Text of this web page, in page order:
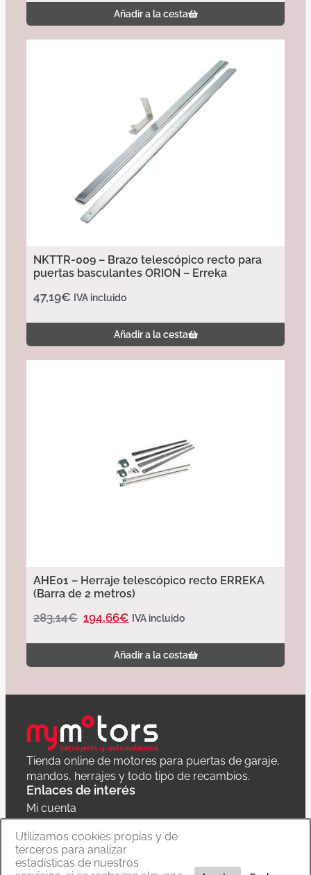
Añadir a la cesta
NKTTR-009 – Brazo telescópico recto para
puertas basculantes ORION – Erreka
47,19€ IVA incluido
Añadir a la cesta
AHE01 – Herraje telescópico recto ERREKA
(Barra de 2 metros)
283,14€ 194,66€ IVA incluido
Añadir a la cesta
Tienda online de motores para puertas de garaje,
mandos, herrajes y todo tipo de recambios.
Enlaces de interés
Mi cuenta
Política de privacidad
Carrito
Utilizamos cookies propias y de
terceros para analizar
estadísticas de nuestros